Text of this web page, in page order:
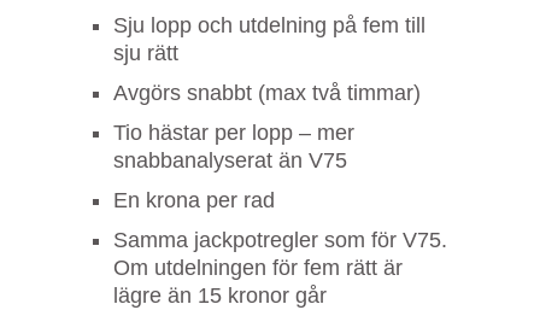
Sju lopp och utdelning på fem till
sju rätt
Avgörs snabbt (max två timmar)
Tio hästar per lopp – mer
snabbanalyserat än V75
En krona per rad
Samma jackpotregler som för V75.
Om utdelningen för fem rätt är
lägre än 15 kronor går